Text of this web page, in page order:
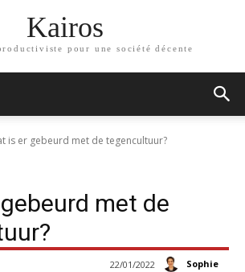
Kairos
pour une société décente
is er gebeurd met de tegencultuur?
met de
Sophie
22/01/2022